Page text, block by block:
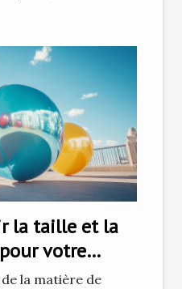
la taille et la
votre
la matière de